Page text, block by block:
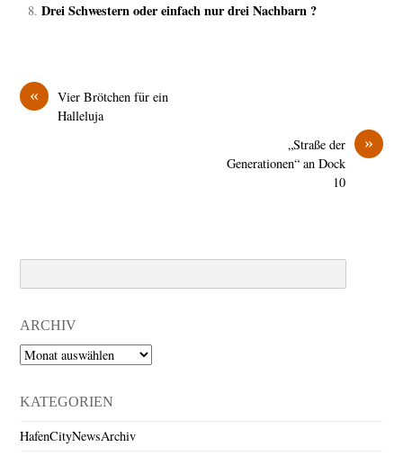
Drei Schwestern oder einfach nur drei Nachbarn ?
«
Vier Brötchen für ein
Halleluja
»
„Straße der
Generationen“ an Dock
10
ARCHIV
Archiv
KATEGORIEN
HafenCityNewsArchiv